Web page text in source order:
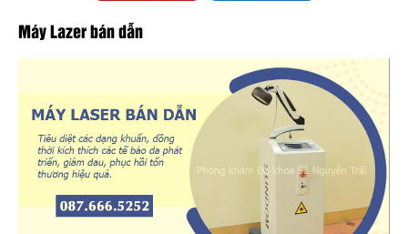
Máy Lazer bán dẫn